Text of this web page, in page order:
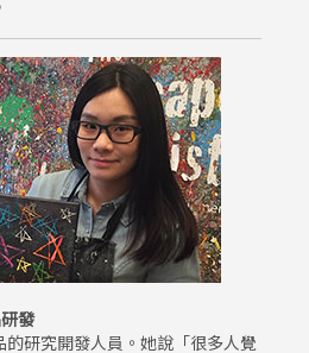
發
研究開發人員。她說「很多人覺